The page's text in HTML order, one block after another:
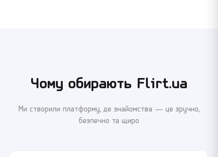
Чому обирають Flirt.ua
Ми створили платформу, де знайомства — це зручно,
безпечно та щиро